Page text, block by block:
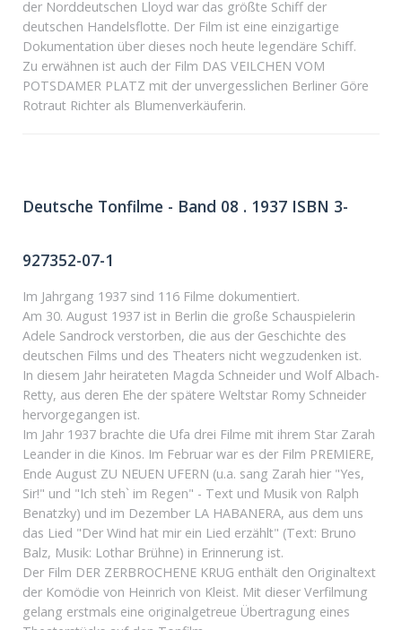
der Norddeutschen Lloyd war das größte Schiff der
deutschen Handelsflotte. Der Film ist eine einzigartige
Dokumentation über dieses noch heute legendäre Schiff.
Zu erwähnen ist auch der Film DAS VEILCHEN VOM
POTSDAMER PLATZ mit der unvergesslichen Berliner Göre
Rotraut Richter als Blumenverkäuferin.
Deutsche Tonfilme - Band 08 . 1937 ISBN 3-
927352-07-1
Im Jahrgang 1937 sind 116 Filme dokumentiert.
Am 30. August 1937 ist in Berlin die große Schauspielerin
Adele Sandrock verstorben, die aus der Geschichte des
deutschen Films und des Theaters nicht wegzudenken ist.
In diesem Jahr heirateten Magda Schneider und Wolf Albach-
Retty, aus deren Ehe der spätere Weltstar Romy Schneider
hervorgegangen ist.
Im Jahr 1937 brachte die Ufa drei Filme mit ihrem Star Zarah
Leander in die Kinos. Im Februar war es der Film PREMIERE,
Ende August ZU NEUEN UFERN (u.a. sang Zarah hier "Yes,
Sir!" und "Ich steh` im Regen" - Text und Musik von Ralph
Benatzky) und im Dezember LA HABANERA, aus dem uns
das Lied "Der Wind hat mir ein Lied erzählt" (Text: Bruno
Balz, Musik: Lothar Brühne) in Erinnerung ist.
Der Film DER ZERBROCHENE KRUG enthält den Originaltext
der Komödie von Heinrich von Kleist. Mit dieser Verfilmung
gelang erstmals eine originalgetreue Übertragung eines